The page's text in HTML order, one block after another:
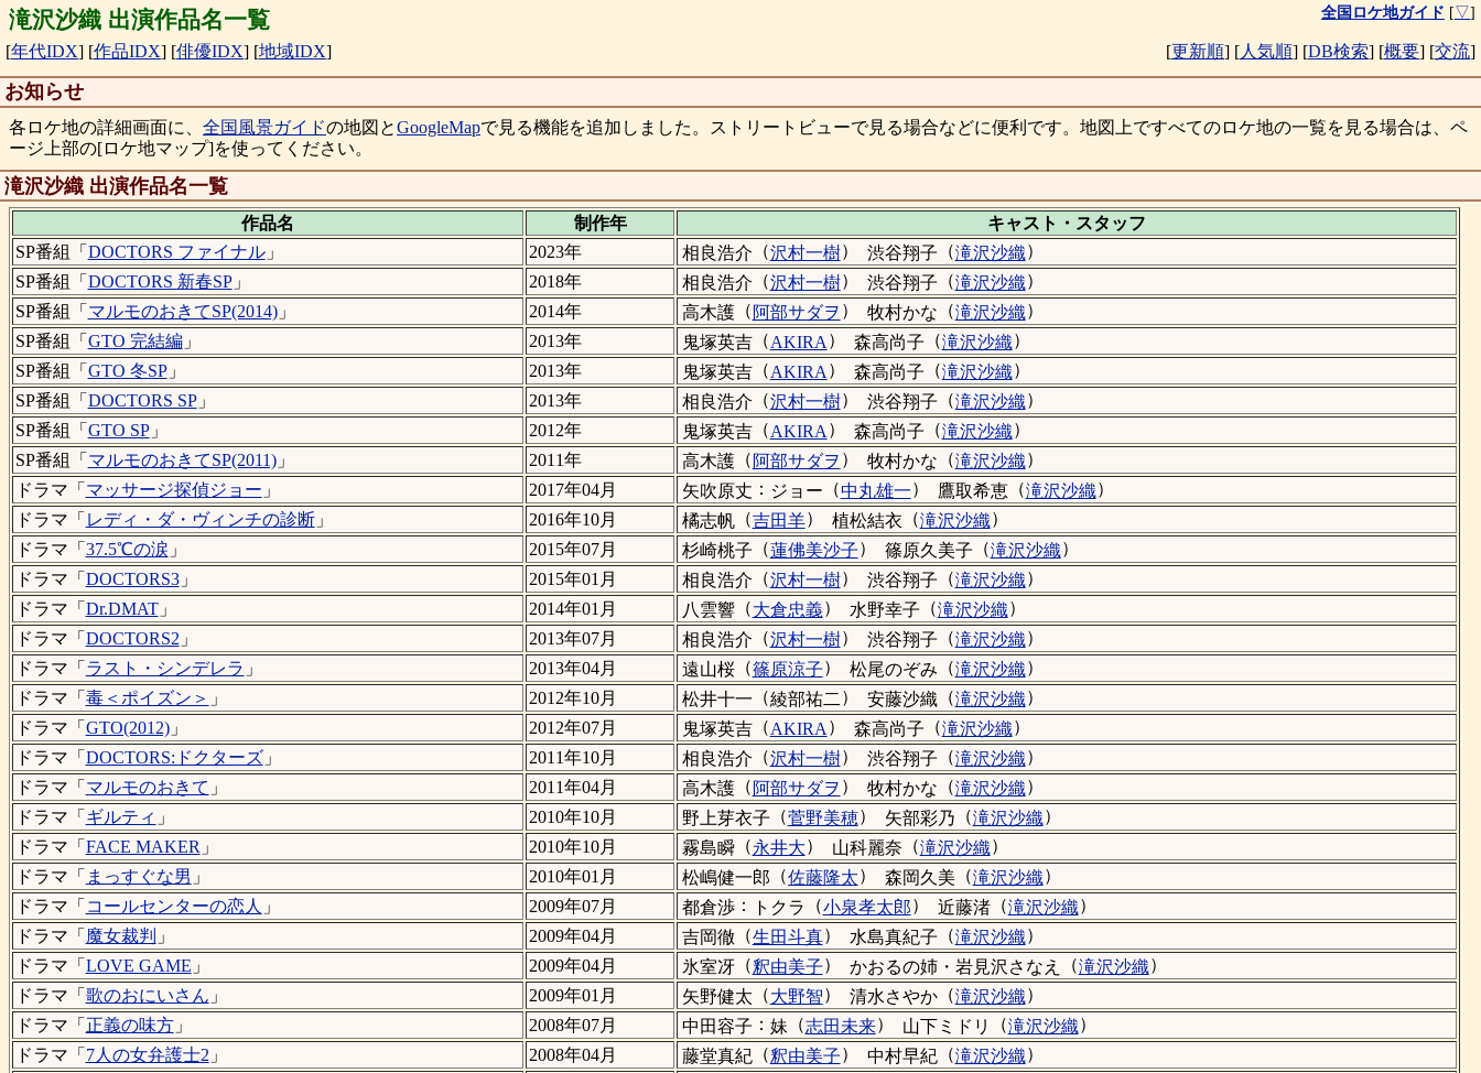
滝沢沙織 出演作品名一覧 全国ロケ地ガイド [▽]
[年代IDX] [作品IDX] [俳優IDX] [地域IDX] [更新順] [人気順] [DB検索] [概要] [交流]
お知らせ
各ロケ地の詳細画面に、 全国風景ガイドの地図とGoogleMapで見る機能を追加しました。ストリートビューで見る場合などに便利です。地図上ですべてのロケ地の一覧を見る場合は、ペ
ージ上部の[ロケ地マップ]を使ってください。
滝沢沙織 出演作品名一覧
作品名 制作年 キャスト・ スタッフ
SP番組「 DOCTORS ファイナル」 2023年 相良浩介 （沢村一樹） 渋谷翔子 （滝沢沙織）
SP番組「 DOCTORS 新春SP」 2018年 相良浩介 （沢村一樹） 渋谷翔子 （滝沢沙織）
SP番組「 マルモのおきてSP(2014)」 2014年 高木護（ 阿部サダヲ ） 牧村かな （滝沢沙織）
SP番組「 GTO 完結編」 2013年 鬼塚英吉（AKIRA ） 森高尚子 （滝沢沙織）
SP番組「 GTO 冬SP」 2013年 鬼塚英吉（AKIRA ） 森高尚子 （滝沢沙織）
SP番組「 DOCTORS SP」 2013年 相良浩介 （沢村一樹） 渋谷翔子 （滝沢沙織）
SP番組「 GTO SP」 2012年 鬼塚英吉（AKIRA ） 森高尚子 （滝沢沙織）
SP番組「 マルモのおきてSP(2011)」 2011年 高木護（ 阿部サダヲ ） 牧村かな （滝沢沙織）
ドラマ「 マッサージ探偵ジョー 」 2017年04月 矢吹原丈 ： ジョー （中丸雄一） 鷹取希恵（滝沢沙織）
ドラマ「 レディ・ダ・ヴィンチの診断」 2016年10月 橘志帆 （吉田羊） 植松結衣 （滝沢沙織）
ドラマ「 37.5℃の涙 」 2015年07月 杉崎桃子 （蓮佛美沙子） 篠原久美子 （滝沢沙織）
ドラマ「 DOCTORS3」 2015年01月 相良浩介 （沢村一樹） 渋谷翔子 （滝沢沙織）
ドラマ「 Dr.DMAT」 2014年01月 八雲響 （大倉忠義） 水野幸子 （滝沢沙織）
ドラマ「 DOCTORS2 」 2013年07月 相良浩介 （沢村一樹） 渋谷翔子 （滝沢沙織）
ドラマ「 ラスト・シンデレラ 」 2013年04月 遠山桜（篠原涼子） 松尾のぞみ （滝沢沙織）
ドラマ「 毒＜ポイズン＞ 」 2012年10月 松井十一 （綾部祐二 ） 安藤沙織 （滝沢沙織）
ドラマ「 GTO(2012)」 2012年07月 鬼塚英吉（AKIRA ） 森高尚子 （滝沢沙織）
ドラマ「 DOCTORS:ドクターズ」 2011年10月 相良浩介 （沢村一樹） 渋谷翔子 （滝沢沙織）
ドラマ「 マルモのおきて 」 2011年04月 高木護（ 阿部サダヲ ） 牧村かな （滝沢沙織）
ドラマ「 ギルティ 」 2010年10月 野上芽衣子 （菅野美穂） 矢部彩乃 （滝沢沙織）
ドラマ「 FACE MAKER 」 2010年10月 霧島瞬（永井大） 山科麗奈 （滝沢沙織）
ドラマ「 まっすぐな男 」 2010年01月 松嶋健一郎 （佐藤隆太） 森岡久美 （滝沢沙織）
ドラマ「 コールセンターの恋人 」 2009年07月 都倉渉： トクラ （小泉孝太郎） 近藤渚（滝沢沙織）
ドラマ「 魔女裁判 」 2009年04月 吉岡徹 （生田斗真） 水島真紀子 （滝沢沙織）
ドラマ「 LOVE GAME 」 2009年04月 氷室冴（釈由美子） かおるの姉・岩見沢さなえ （滝沢沙織）
ドラマ「 歌のおにいさん 」 2009年01月 矢野健太 （大野智） 清水さやか（滝沢沙織）
ドラマ「 正義の味方」 2008年07月 中田容子 ： 妹 （志田未来） 山下ミドリ （滝沢沙織）
ドラマ「 7人の女弁護士2 」 2008年04月 藤堂真紀 （釈由美子） 中村早紀 （滝沢沙織）